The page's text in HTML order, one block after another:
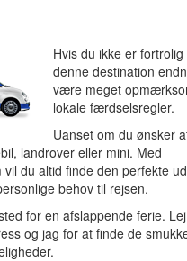
Hvis du ikke er fortrolig
denne destination
være meget
lokale færdselsregler.
Uanset om du ønsker
landrover eller mini. Med
vil du altid finde den perfekte
behov til rejsen.
for en afslappende ferie.
og jag for at finde de